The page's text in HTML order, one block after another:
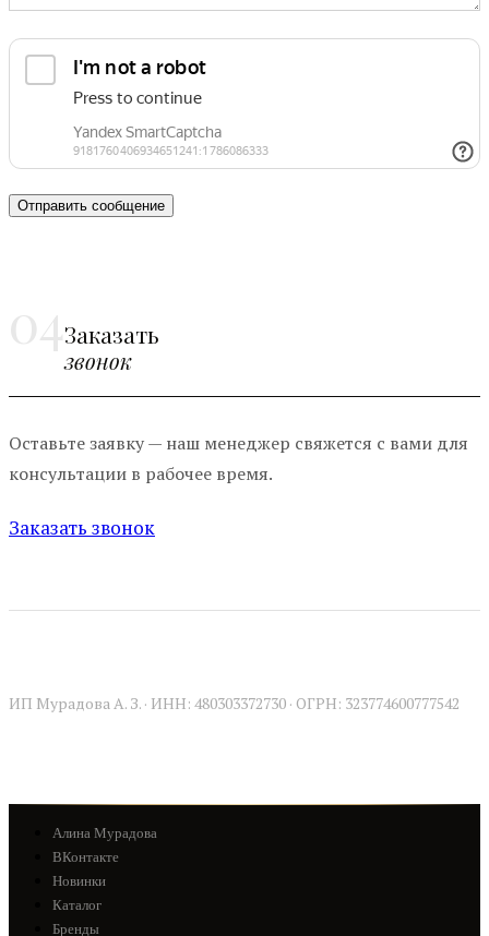
Отправить сообщение
Заказать
звонок
Оставьте заявку — наш менеджер свяжется с вами для
консультации в рабочее время.
Заказать звонок
ИП Мурадова А. З. · ИНН: 480303372730 · ОГРН: 323774600777542
Алина Мурадова
ВКонтакте
Новинки
Каталог
Бренды